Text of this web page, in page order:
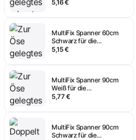
Schwarz für die
Transportsicherung
5,15 €
Weiß für die
Transportsicherung
5,77 €
Schwarz für die
Transportsicherung
5,77 €